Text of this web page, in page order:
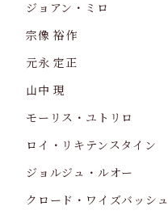
ジョアン・ミロ
宗像 裕作
元永 定正
山中 現
モーリス・ユトリロ
ロイ・リキテンスタイン
ジョルジュ・ルオー
クロード・ワイズバッシュ